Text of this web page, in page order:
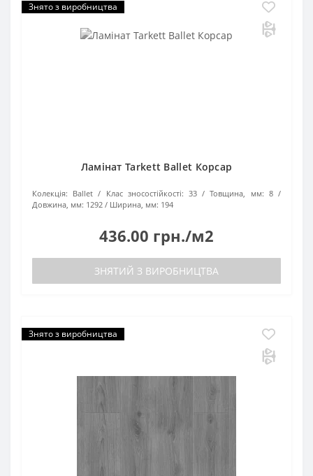
Знято з виробництва
Ламінат Tarkett Ballet Корсар
Колекція: Ballet Клас зносостійкості: 33 Товщина, мм: 8
Довжина, мм: 1292 Ширина, мм: 194
436.00 грн./м2
ЗНЯТИЙ З ВИРОБНИЦТВА
Знято з виробництва